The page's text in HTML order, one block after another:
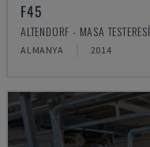
F45
ALTENDORF - MASA TESTERESI
ALMANYA 2014